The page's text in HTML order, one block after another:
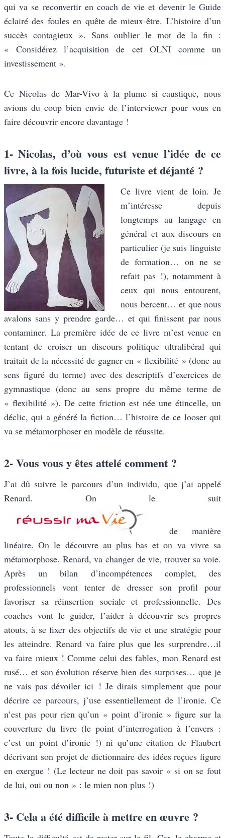
qui va se reconvertir en coach de vie et devenir le Guide
éclairé des foules en quête de mieux-être. L’histoire d’un
succès contagieux ». Sans oublier le mot de la fin :
« Considérez l’acquisition de cet OLNI comme un
investissement ».
Ce Nicolas de Mar-Vivo à la plume si caustique, nous
avions du coup bien envie de l’interviewer pour vous en
faire découvrir encore davantage !
1- Nicolas, d’où vous est venue l’idée de ce
livre, à la fois lucide, futuriste et déjanté ?
Ce livre vient de loin. Je
m’intéresse depuis
longtemps au langage en
général et aux discours en
particulier (je suis linguiste
de formation… on ne se
refait pas !), notamment à
ceux qui nous entourent,
nous bercent… et que nous
avalons sans y prendre garde… et qui finissent par nous
contaminer. La première idée de ce livre m’est venue en
tentant de croiser un discours politique ultralibéral qui
traitait de la nécessité de gagner en « flexibilité » (donc au
sens figuré du terme) avec des descriptifs d’exercices de
gymnastique (donc au sens propre du même terme de
« flexibilité »). De cette friction est née une étincelle, un
déclic, qui a généré la fiction… l’histoire de ce looser qui
va se métamorphoser en modèle de réussite.
2- Vous vous y êtes attelé comment ?
J’ai dû suivre le parcours d’un individu, que j’ai appelé
Renard. On le suit
de manière
linéaire. On le découvre au plus bas et on va vivre sa
métamorphose. Renard, va changer de vie, trouver sa voie.
Après un bilan d’incompétences complet, des
professionnels vont tenter de dresser son profil pour
favoriser sa réinsertion sociale et professionnelle. Des
coaches vont le guider, l’aider à découvrir ses propres
atouts, à se fixer des objectifs de vie et une stratégie pour
les atteindre. Renard va faire plus que les surprendre…il
va faire mieux ! Comme celui des fables, mon Renard est
rusé… et son évolution réserve bien des surprises… que je
ne vais pas dévoiler ici ! Je dirais simplement que pour
décrire ce parcours, j’use essentiellement de l’ironie. Ce
n’est pas pour rien qu’un « point d’ironie » figure sur la
couverture du livre (le point d’interrogation à l’envers :
c’est un point d’ironie !) ni qu’une citation de Flaubert
décrivant son projet de dictionnaire des idées reçues figure
en exergue ! (Le lecteur ne doit pas savoir « si on se fout
de lui, oui ou non » : le mien non plus !)
3- Cela a été difficile à mettre en œuvre ?